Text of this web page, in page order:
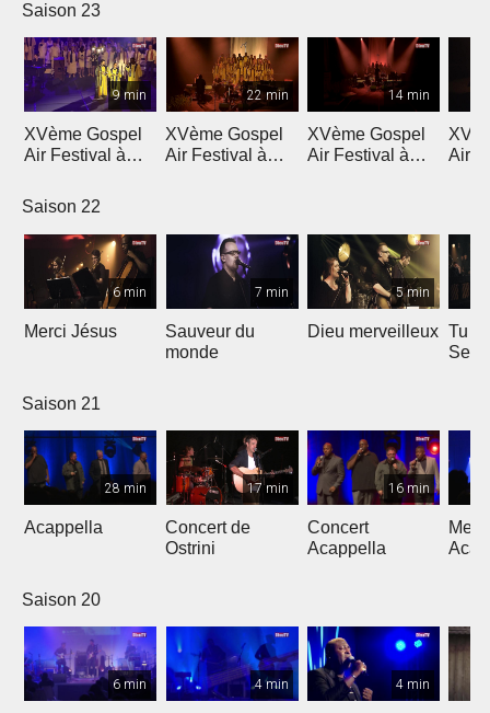
Saison 23
9 min
XVème Gospel
Air Festival à
22 min
XVème Gospel
Air Festival à
14 min
XVème Gospel
Air Festival à
Air
Saison 22
6 min
Merci Jésus
7 min
Sauveur du
monde
5 min
Dieu merveilleux Tu
Saison 21
28 min
Acappella
17 min
Concert de
Ostrini
16 min
Concert
Acappella
Saison 20
6 min 4 min 4 min